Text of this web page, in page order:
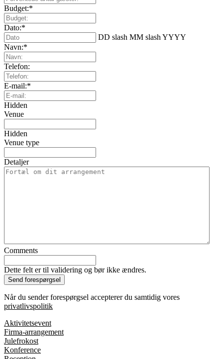
Budget:*
Dato:*
DD slash MM slash YYYY
Navn:*
Telefon:
E-mail:*
Hidden
Venue
Hidden
Venue type
Detaljer
Comments
Dette felt er til validering og bør ikke ændres.
Når du sender forespørgsel accepterer du samtidig vores
privatlivspolitik
Aktivitetsevent
Firma-arrangement
Julefrokost
Konference